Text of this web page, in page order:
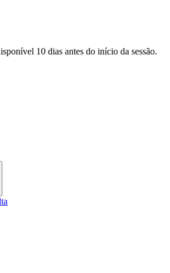
10 dias antes do início da sessão.